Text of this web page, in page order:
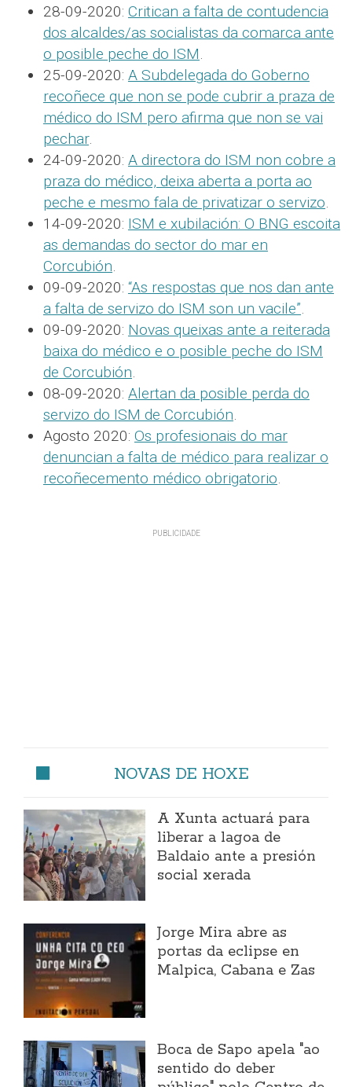
28-09-2020: Critican a falta de contudencia
dos alcaldes/as socialistas da comarca ante
o posible peche do ISM.
25-09-2020: A Subdelegada do Goberno
recoñece que non se pode cubrir a praza de
médico do ISM pero afirma que non se vai
pechar.
24-09-2020: A directora do ISM non cobre a
praza do médico, deixa aberta a porta ao
peche e mesmo fala de privatizar o servizo.
14-09-2020: ISM e xubilación: O BNG escoita
as demandas do sector do mar en
Corcubión.
09-09-2020: “As respostas que nos dan ante
a falta de servizo do ISM son un vacile”.
09-09-2020: Novas queixas ante a reiterada
baixa do médico e o posible peche do ISM
de Corcubión.
08-09-2020: Alertan da posible perda do
servizo do ISM de Corcubión.
Agosto 2020: Os profesionais do mar
denuncian a falta de médico para realizar o
recoñecemento médico obrigatorio.
NOVAS DE HOXE
A Xunta actuará para
liberar a lagoa de
Baldaio ante a presión
social xerada
Jorge Mira abre as
portas da eclipse en
Malpica, Cabana e Zas
Boca de Sapo apela "ao
sentido do deber